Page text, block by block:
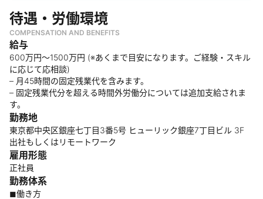
待遇・労働環境
COMPENSATION AND BENEFITS
給与
600万円～1500万円 (※あくまで目安になります。ご経験・スキル
に応じて応相談)
– 月45時間の固定残業代を含みます。
– 固定残業代分を超える時間外労働分については追加支給されま
す。
勤務地
東京都中央区銀座七丁目3番5号 ヒューリック銀座7丁目ビル 3F
出社もしくはリモートワーク
雇用形態
正社員
勤務体系
◼︎働き方